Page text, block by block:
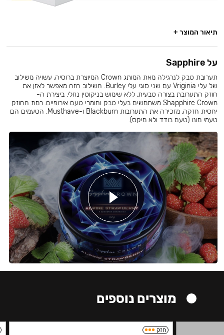
תיאור המוצר +
על Sapphire
תערובת טבק לנרגילה מאת המותג Crown המיוצרת ברוסיה, עשויה משילוב
של עלי Vriginia עם שני סוגי עלי Burley. השילוב הזה מאפשר לאזן את
חוזק התערובת בצורה טבעית, ללא שימוש בניקוטין נוזלי. ביצירת ה-
Shapphire Crown משתמשים בעלי טבק וחומרי טעם אירופיים. רמת החוזק
יחסית חזקה, מזכירה את התערובות Blackburn ו-Musthave. הטעמים הם
טעמי מונו (טעם בודד ולא מיקס).
מוצרים נוספים
חזק